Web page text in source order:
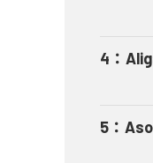
4 ：
5 ：